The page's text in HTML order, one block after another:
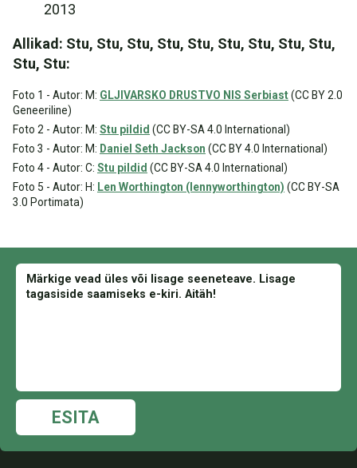
2013
Allikad: Stu, Stu, Stu, Stu, Stu, Stu, Stu, Stu, Stu,
Stu, Stu:
Foto 1 - Autor: M: GLJIVARSKO DRUSTVO NIS Serbiast(CC BY 2.0
Geneeriline)
Foto 2 - Autor: M: Stu pildid (CC BY-SA 4.0 International)
Foto 3 - Autor: M: Daniel Seth Jackson (CC BY 4.0 International)
Foto 4 - Autor: C: Stu pildid (CC BY-SA 4.0 International)
Foto 5 - Autor: H: Len Worthington (lennyworthington) (CC BY-SA
3.0 Portimata)
ESITA